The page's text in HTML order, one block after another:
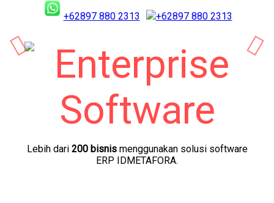
+62897 880 2313 +62897 880 2313
Lebih dari 200 bisnismenggunakan solusi software
ERP IDMETAFORA.